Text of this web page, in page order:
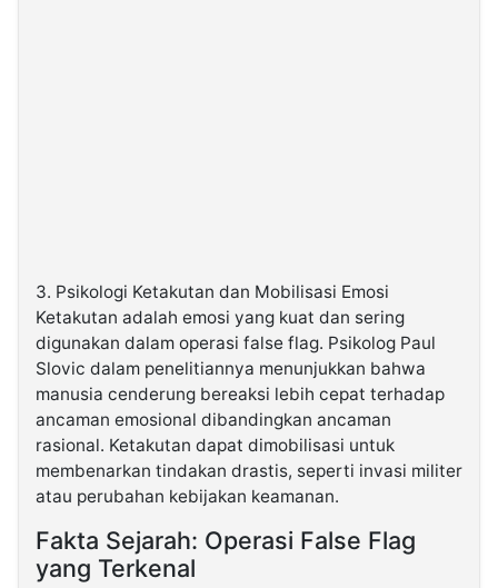
3. Psikologi Ketakutan dan Mobilisasi Emosi
Ketakutan adalah emosi yang kuat dan sering
digunakan dalam operasi false flag. Psikolog Paul
Slovic dalam penelitiannya menunjukkan bahwa
manusia cenderung bereaksi lebih cepat terhadap
ancaman emosional dibandingkan ancaman
rasional. Ketakutan dapat dimobilisasi untuk
membenarkan tindakan drastis, seperti invasi militer
atau perubahan kebijakan keamanan.
Fakta Sejarah: Operasi False Flag
yang Terkenal